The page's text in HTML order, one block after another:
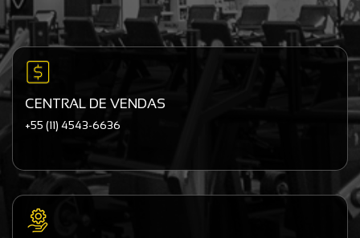
CENTRAL DE VENDAS
+55 (11) 4543-6636